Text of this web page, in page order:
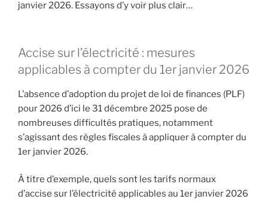
janvier 2026. Essayons d’y voir plus clair…
Accise sur l’électricité : mesures
applicables à compter du 1er janvier 2026
L’absence d’adoption du projet de loi de finances (PLF)
pour 2026 d’ici le 31 décembre 2025 pose de
nombreuses difficultés pratiques, notamment
s’agissant des règles fiscales à appliquer à compter du
1er janvier 2026.
À titre d’exemple, quels sont les tarifs normaux
d’accise sur l’électricité applicables au 1er janvier 2026